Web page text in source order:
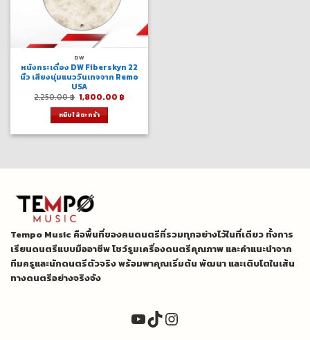
DW
หนังกระเดื่อง DW Fiberskyn 22
นิ้ว เสียงนุ่มแนววินเทจจาก Remo
USA
2,250.00฿ Original
price
was:
2,250.00 ฿.
1,800.00 ฿Current
หยิบใส่ตะกร้า
Tempo Music คือพื้นที่ของคนดนตรีที่รวมทุกอย่างไว้ในที่เดียว ทั้งการ
เรียนดนตรีแบบมืออาชีพ โชว์รูมเครื่องดนตรีคุณภาพ และคำแนะนำจาก
ทีมครูและนักดนตรีตัวจริง พร้อมพาคุณเริ่มต้น พัฒนา และเติบโตในเส้น
ทางดนตรีอย่างจริงจัง
YouTube
TikTok
Instagram